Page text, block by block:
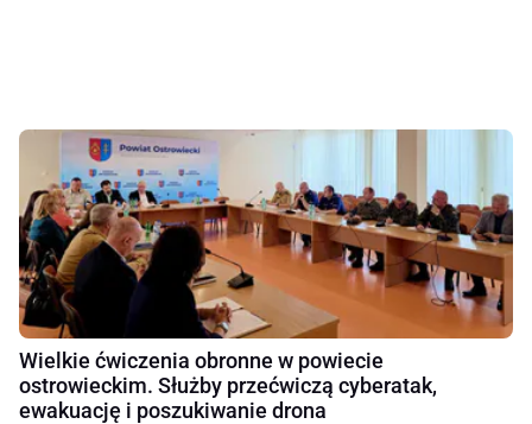
Wielkie ćwiczenia obronne w powiecie
ostrowieckim. Służby przećwiczą cyberatak,
ewakuację i poszukiwanie drona